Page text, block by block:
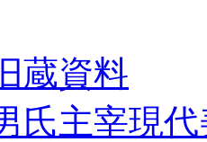
蔵資料
氏主宰現